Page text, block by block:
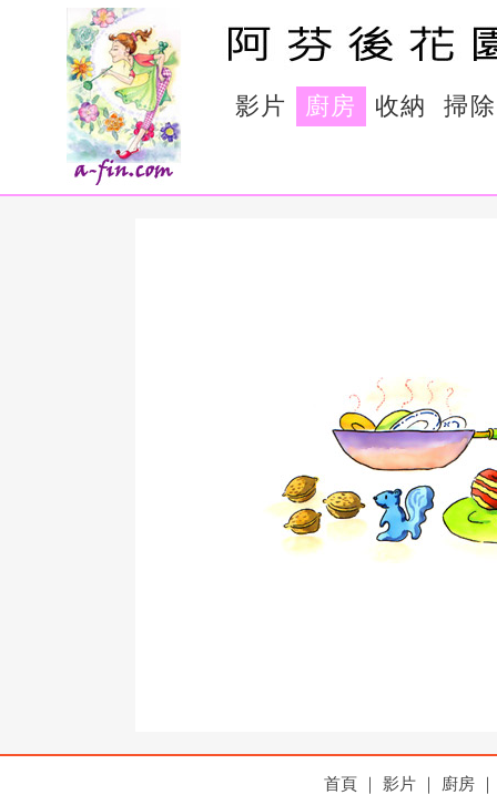
影片 廚房 收納 掃除
首頁 ｜ 影片 ｜ 廚房
｜